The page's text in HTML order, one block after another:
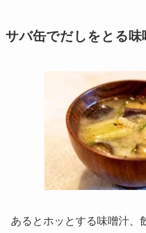
サバ缶でだしをとる味
あるとホッとする味噌汁、